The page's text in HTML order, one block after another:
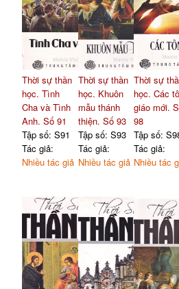
Thời sự thần
học. Tình
Cha và Tình
Anh. Số 91
Tập số: S91
Tác giả:
Nhiều tác giả
Thời sự thần
học. Khuôn
mẫu thánh
thiện. Số 93
Tập số: S93
Tác giả:
Nhiều tác giả
Thời sự
học. Các
giáo mới.
98
Tập số:
Tác giả:
Nhiều tác